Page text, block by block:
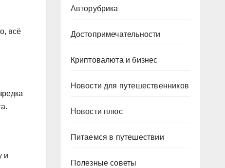
всё
и
Авторубрика
Достопримечательности
Криптовалюта и бизнес
Новости для путешественников
Новости плюс
Питаемся в путешествии
Полезные советы